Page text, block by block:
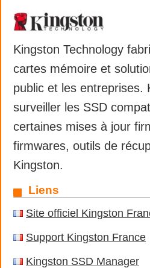
Kingston Technology
cartes mémoire et
public et les entreprises.
surveiller les SSD
certaines mises à jour
firmwares, outils de
Kingston.
Liens
Site officiel Kingston
Support Kingston France
Kingston SSD Manager